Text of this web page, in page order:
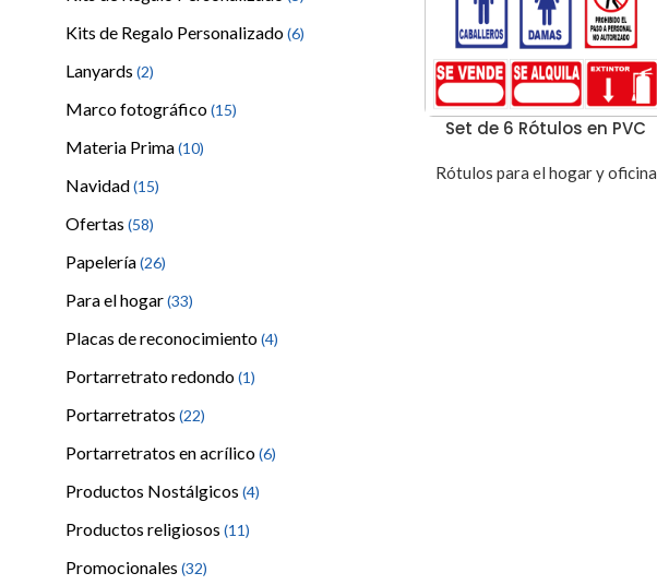
Kits de Regalo Personalizado(6)
Lanyards (2)
Marco fotográfico(15)
Materia Prima(10)
Navidad(15)
Ofertas (58)
Papelería(26)
Para el hogar(33)
Placas de reconocimiento(4)
Portarretrato redondo(1)
Portarretratos (22)
Portarretratos en acrílico(6)
Productos Nostálgicos (4)
Productos religiosos (11)
Promocionales (32)
Set de 6 Rótulos en PVC
Rótulos para el hogar y oficina